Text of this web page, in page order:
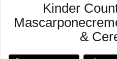
Kinder
&